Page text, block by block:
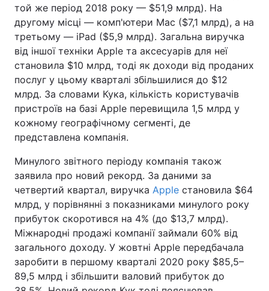
той же період 2018 року — $51,9 млрд). На
другому місці — комп'ютери Mac ($7,1 млрд), а на
третьому — iPad ($5,9 млрд). Загальна виручка
від іншої техніки Apple та аксесуарів для неї
становила $10 млрд, тоді як доходи від проданих
послуг у цьому кварталі збільшилися до $12
млрд. За словами Кука, кількість користувачів
пристроїв на базі Apple перевищила 1,5 млрд у
кожному географічному сегменті, де
представлена компанія.
Минулого звітного періоду компанія також
заявила про новий рекорд. За даними за
четвертий квартал, виручка Apple становила $64
млрд, у порівнянні з показниками минулого року
прибуток скоротився на 4% (до $13,7 млрд).
Міжнародні продажі компанії займали 60% від
загального доходу. У жовтні Apple передбачала
заробити в першому кварталі 2020 року $85,5–
89,5 млрд і збільшити валовий прибуток до